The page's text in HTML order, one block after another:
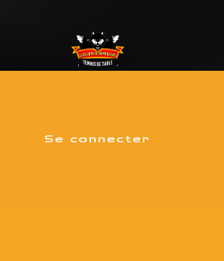
Se connecter